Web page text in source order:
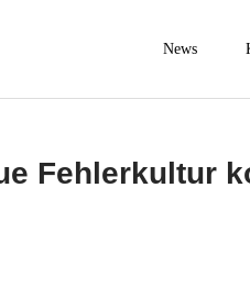
News
Fehlerkultur